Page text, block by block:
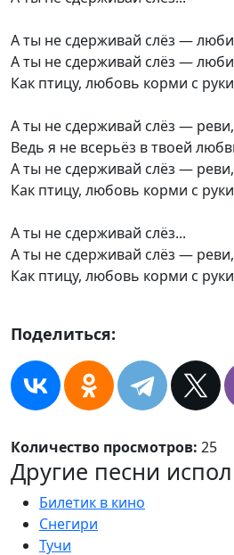
А ты не сдерживай слёз —
А ты не сдерживай слёз —
Как птицу, любовь корми с руки
А ты не сдерживай слёз —
Ведь я не всерьёз в твоей
А ты не сдерживай слёз —
Как птицу, любовь корми с руки
А ты не сдерживай слёз...
А ты не сдерживай слёз —
Как птицу, любовь корми с руки
Поделиться:
Количество просмотров: 25
Другие песни
Билетик в кино
Снегири
Тучи